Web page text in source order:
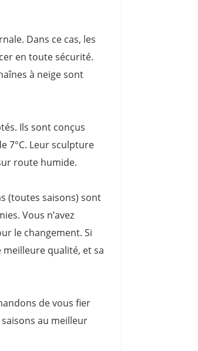
Dans ce cas, les
en toute sécurité.
à neige sont
Ils sont conçus
7°C. Leur sculpture
route humide.
(toutes saisons) sont
Vous n’avez
le changement. Si
qualité, et sa
de vous fier
au meilleur